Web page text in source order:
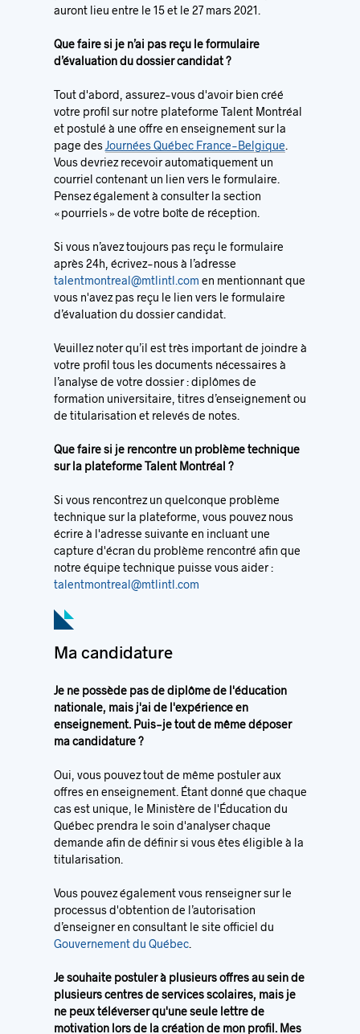
auront lieu entre le 15 et le 27 mars 2021.
Que faire si je n’ai pas reçu le formulaire
d’évaluation du dossier candidat ?
Tout d'abord, assurez-vous d'avoir bien créé
votre profil sur notre plateforme Talent Montréal
et postulé à une offre en enseignement sur la
page desJournées Québec France-Belgique.
Vous devriez recevoir automatiquement un
courriel contenant un lien vers le formulaire.
Pensez également à consulter la section
« pourriels » de votre boîte de réception.
Si vous n’avez toujours pas reçu le formulaire
après 24h, écrivez-nous à l’adresse
talentmontreal@mtlintl.com en mentionnant que
vous n'avez pas reçu le lien vers le formulaire
d’évaluation du dossier candidat.
Veuillez noter qu’il est très important de joindre à
votre profil tous les documents nécessaires à
l’analyse de votre dossier : diplômes de
formation universitaire, titres d’enseignement ou
de titularisation et relevés de notes.
Que faire si je rencontre un problème technique
sur la plateforme Talent Montréal ?
Si vous rencontrez un quelconque problème
technique sur la plateforme, vous pouvez nous
écrire à l'adresse suivante en incluant une
capture d'écran du problème rencontré afin que
notre équipe technique puisse vous aider :
talentmontreal@mtlintl.com
Ma candidature
Je ne possède pas de diplôme de l'éducation
nationale, mais j'ai de l'expérience en
enseignement. Puis-je tout de même déposer
ma candidature ?
Oui, vous pouvez tout de même postuler aux
offres en enseignement. Étant donné que chaque
cas est unique, le Ministère de l'Éducation du
Québec prendra le soin d'analyser chaque
demande afin de définir si vous êtes éligible à la
titularisation.
Vous pouvez également vous renseigner sur le
processus d'obtention de l’autorisation
d’enseigner en consultant le site officiel du
Gouvernement du Québec.
Je souhaite postuler à plusieurs offres au sein de
plusieurs centres de services scolaires, mais je
ne peux téléverser qu'une seule lettre de
motivation lors de la création de mon profil. Mes